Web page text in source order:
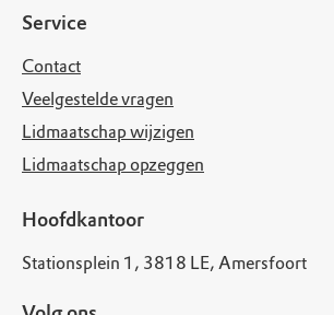
Service
Contact
Veelgestelde vragen
Lidmaatschap wijzigen
Lidmaatschap opzeggen
Hoofdkantoor
Stationsplein 1, 3818 LE, Amersfoort